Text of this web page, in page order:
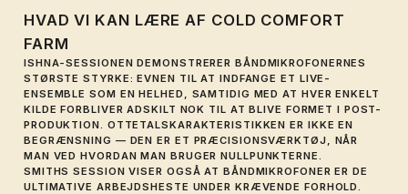
HVAD VI KAN LÆRE AF COLD COMFORT
FARM
ISHNA-SESSIONEN DEMONSTRERER BÅNDMIKROFONERNES
STØRSTE STYRKE: EVNEN TIL AT INDFANGE ET LIVE-
ENSEMBLE SOM EN HELHED, SAMTIDIG MED AT HVER ENKELT
KILDE FORBLIVER ADSKILT NOK TIL AT BLIVE FORMET I POST-
PRODUKTION. OTTETALSKARAKTERISTIKKEN ER IKKE EN
BEGRÆNSNING — DEN ER ET PRÆCISIONSVÆRKTØJ, NÅR
MAN VED HVORDAN MAN BRUGER NULLPUNKTERNE.
SMITHS SESSION VISER OGSÅ AT BÅNDMIKROFONER ER DE
ULTIMATIVE ARBEJDSHESTE UNDER KRÆVENDE FORHOLD.